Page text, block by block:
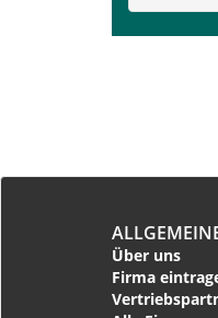
Über uns
Firma